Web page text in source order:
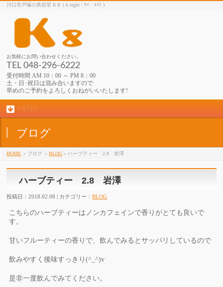
川口市戸塚の美容室 K８ ( k eight / ｹｲ・ｴｲﾄ )
お気軽にお問い合わせください。
TEL 048-296-6222
受付時間 AM 10：00 ～ PM 8：00
土・日･祝日は混み合いますので
早めのご予約をよろしくおねがいいたします!
MENU
ブログ
HOME » ブログ »BLOG » ハーブティー 2.8 岩澤
ハーブティー 2.8 岩澤
投稿日：2018.02.08 | カテゴリー：BLOG
こちらのハーブティーはノンカフェインで香りがとても良いで
す。
甘いフルーティーの香りで、飲んでみるとサッパリしているので
飲みやすく後味すっきり(^_^)v
是非一度飲んでみてください。